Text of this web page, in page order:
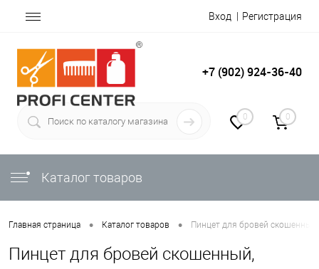
Вход Регистрация
+7 (902) 924-36-40
0 0
Каталог товаров
Главная страница • Каталог товаров • Пинцет для бровей
Пинцет для бровей скошенный,